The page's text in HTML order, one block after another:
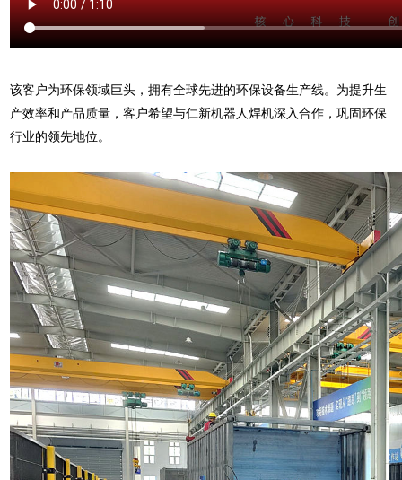
该客户为环保领域巨头，拥有全球先进的环保设备生产线。为提升生
产效率和产品质量，客户希望与仁新机器人焊机深入合作，巩固环保
行业的领先地位。